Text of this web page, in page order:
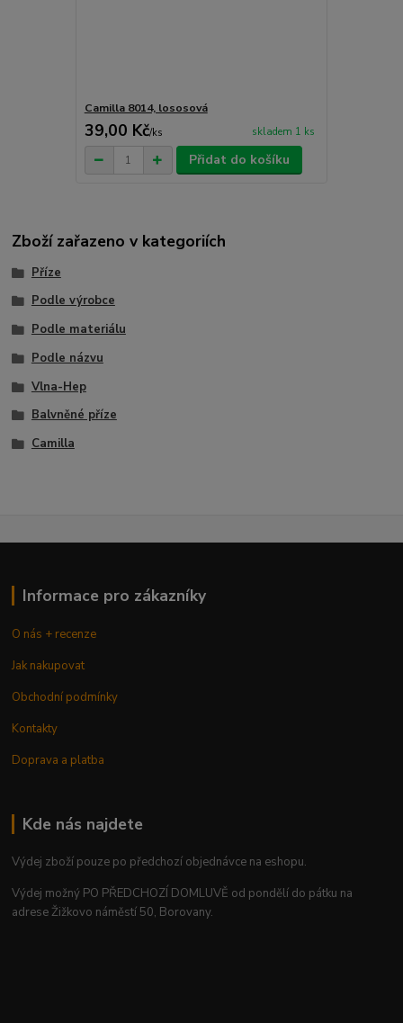
Camilla 8014, lososová
39,00 Kč/ks skladem 1 ks
Přidat do košíku
Zboží zařazeno v kategoriích
Příze
Podle výrobce
Podle materiálu
Podle názvu
Vlna-Hep
Balvněné příze
Camilla
Informace pro zákazníky
O nás + recenze
Jak nakupovat
Obchodní podmínky
Kontakty
Doprava a platba
Kde nás najdete
Výdej zboží pouze po předchozí objednávce na eshopu.
Výdej možný PO PŘEDCHOZÍ DOMLUVĚ od pondělí do pátku na
adrese Žižkovo náměstí 50, Borovany.